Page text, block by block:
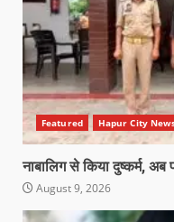
Featured Hapur City
नाबालिग से किया दुष्कर्म, अब
August 9, 2026